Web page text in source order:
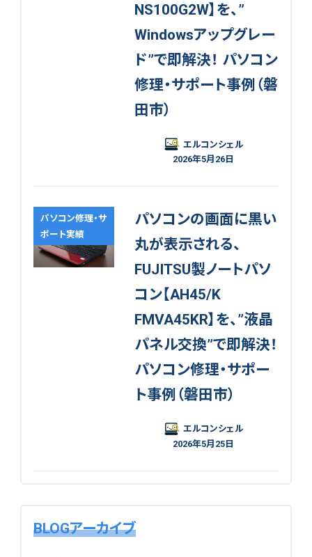
NS100G2W】を、”
Windowsアップグレー
ド”で即解決！ パソコン
修理・サポート事例（磐
田市）
エルコンシェル
2026年5月26日
パソコン修理・サ
ポート実績
パソコンの画面に黒い
丸が表示される、
FUJITSU製ノートパソ
コン【AH45/K
FMVA45KR】を、”液晶
パネル交換”で即解決！
パソコン修理・サポー
ト事例（磐田市）
エルコンシェル
2026年5月25日
BLOGアーカイブ